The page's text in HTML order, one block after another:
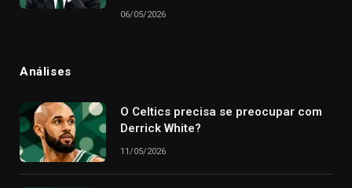
06/05/2026
Análises
O Celtics precisa se preocupar com
Derrick White?
11/05/2026